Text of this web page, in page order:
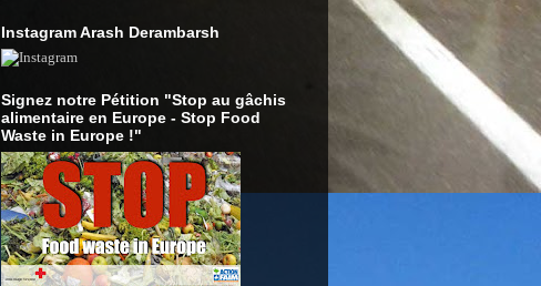
Instagram Arash Derambarsh
Signez notre Pétition "Stop au gâchis
alimentaire en Europe - Stop Food
Waste in Europe !"